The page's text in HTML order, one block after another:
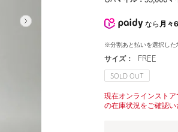
なら 月々
※分割あと払いを選択した
サイズ： FREE
SOLD OUT
現在オンラインスト
の在庫状況をご確認い